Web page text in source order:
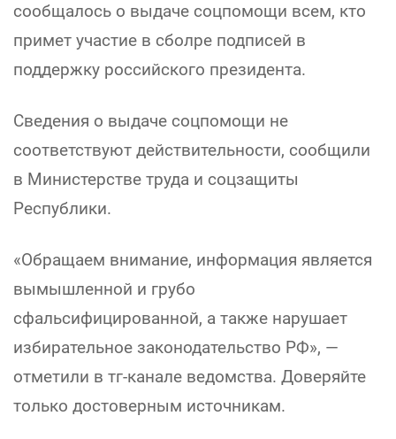
сообщалось о выдаче соцпомощи всем, кто
примет участие в сболре подписей в
поддержку российского президента.
Сведения о выдаче соцпомощи не
соответствуют действительности, сообщили
в Министерстве труда и соцзащиты
Республики.
«Обращаем внимание, информация является
вымышленной и грубо
сфальсифицированной, а также нарушает
избирательное законодательство РФ», —
отметили в тг-канале ведомства. Доверяйте
только достоверным источникам.